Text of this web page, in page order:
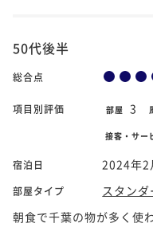
50代後半
総合点
項目別評価 部屋 3
接客・サー
宿泊日 2024年2
部屋タイプ
スタン
朝食で千葉の物が多く使